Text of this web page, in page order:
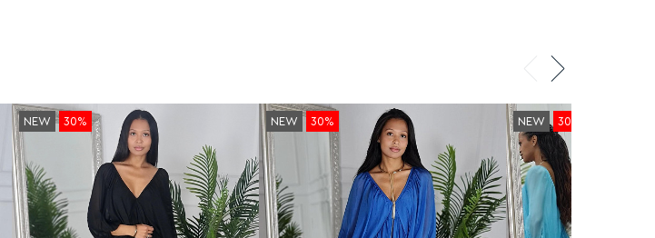
NEW 30% NEW 30% NEW 30%